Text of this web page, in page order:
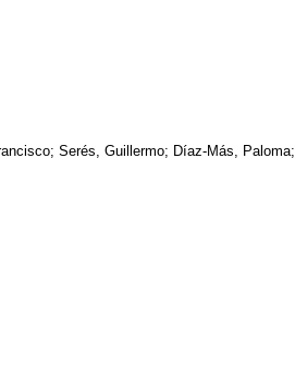
Serés, Guillermo; Díaz-Más,